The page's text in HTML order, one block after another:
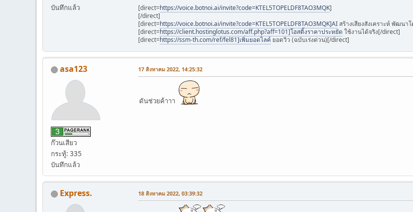
บันทึกแล้ว
[direct=https://voice.botnoi.ai/invite?code=KTEL5TOPELDF8TAO3MQK]
[/direct]
[direct=https://voice.botnoi.ai/invite?code=KTEL5TOPELDF8TAO3MQK]AI สร้างเสียงสังเคราะห์ พัฒนา
[direct=https://client.hostinglotus.com/aff.php?aff=101]โฮสติ้งราคาประหยัด ใช้งานได้จริง[/direct]
[direct=https://ssm-th.com/ref/fel81]เพิ่มยอดไลค์ ยอดวิว (ฉบับเร่งด่วน)[/direct]
asa123
ก๊วนเสียว
กระทู้: 335
บันทึกแล้ว
17 สิงหาคม 2022, 14:25:32
ดันช่วยค้าาา
Express. 18 สิงหาคม 2022, 03:39:32